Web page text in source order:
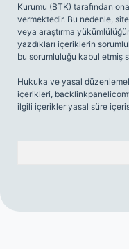
Kurumu (BTK) tarafından
vermektedir. Bu nedenle,
veya araştırma
yazdıkları içeriklerin
bu sorumluluğu kabul etmiş
Hukuka ve yasal
içerikleri,
ilgili içerikler yasal süre